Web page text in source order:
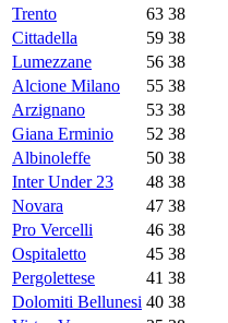
Trento
63 38
Cittadella
59 38
Lumezzane
56 38
Alcione Milano
55 38
Arzignano
53 38
Giana Erminio
52 38
Albinoleffe
50 38
Inter Under 23
48 38
Novara
47 38
Pro Vercelli
46 38
Ospitaletto
45 38
Pergolettese
41 38
Dolomiti Bellunesi 40 38